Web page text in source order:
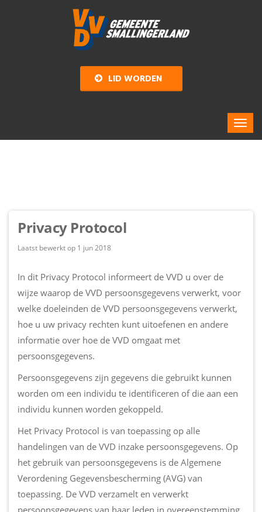
LID WORDEN
Privacy Protocol
Laatst bewerkt op 1 jun 2018
In dit Privacy Protocol informeert de VVD u over de
wijze waarop de VVD persoonsgegevens verwerkt, voor
welke doeleinden de VVD persoonsgegevens verwerkt,
hoe u uw privacy rechten kunt uitoefenen en andere
informatie over hoe de VVD omgaat met
persoonsgegevens.
Persoonsgegevens zijn gegevens die gebruikt kunnen
worden om een individu te identificeren of die aan een
individu kunnen worden gekoppeld.
Het Privacy Protocol is van toepassing op alle
handelingen van de VVD inzake persoonsgegevens. Op
het gebruik van persoonsgegevens is de Algemene
Verordening Gegevensbescherming (AVG) van
toepassing. De VVD verzamelt en verwerkt
persoonsgegevens van haar leden in overeenstemming